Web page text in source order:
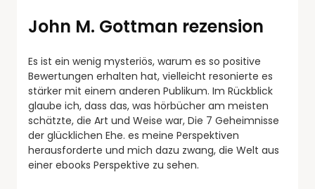
John M. Gottman rezension
Es ist ein wenig mysteriös, warum es so positive
Bewertungen erhalten hat, vielleicht resonierte es
stärker mit einem anderen Publikum. Im Rückblick
glaube ich, dass das, was hörbücher am meisten
schätzte, die Art und Weise war, Die 7 Geheimnisse
der glücklichen Ehe. es meine Perspektiven
herausforderte und mich dazu zwang, die Welt aus
einer ebooks Perspektive zu sehen.